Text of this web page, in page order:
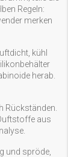
Regeln:
merken
kühl
herab.
Rückständen.
aus
und spröde,